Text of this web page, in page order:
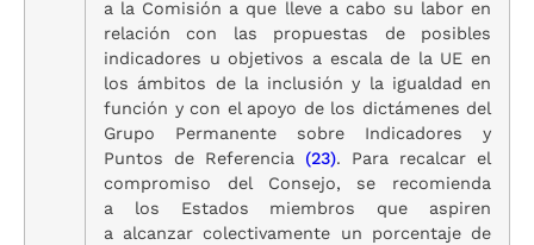
a la Comisión a que lleve a cabo su labor en
relación con las propuestas de posibles
indicadores u objetivos a escala de la UE en
los ámbitos de la inclusión y la igualdad en
función y con el apoyo de los dictámenes del
Grupo Permanente sobre Indicadores y
Puntos de Referencia (23). Para recalcar el
compromiso del Consejo, se recomienda
a los Estados miembros que aspiren
a alcanzar colectivamente un porcentaje de